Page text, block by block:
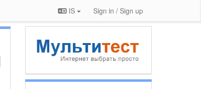
IS Sign in / Sign up